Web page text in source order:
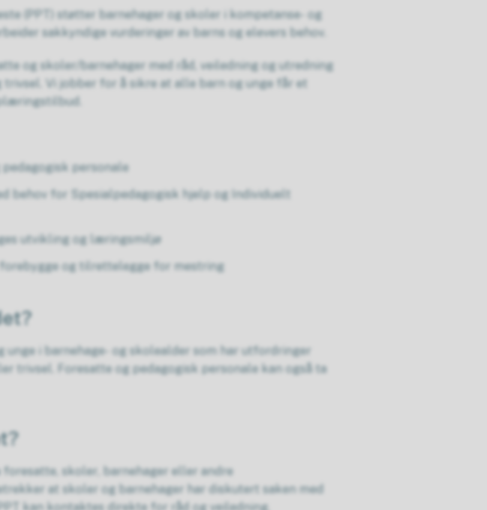
(PPT) støtter barnehager og skoler i kompetanse- og
sakkyndige vurderinger av barns og elevers behov.
og skoler/barnehager med råd, veiledning og utredning
Vi jobber for å sikre at alle barn og unge får et
personale
behov for Spesialpedagogisk hjelp og Individuelt
utvikling og læringsmiljø
og tilrettelegge for mestring
unge i barnehage- og skolealder som har utfordringer
trivsel. Foresatte og pedagogisk personale kan også ta
skoler, barnehager eller andre
at skoler og barnehager har diskutert saken med
kan kontaktes direkte for råd og veiledning.